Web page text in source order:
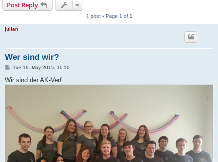
Post Reply
1 post • Page 1 of 1
julian
Wer sind wir?
P
s
t
Tue 19. May 2015, 11:10
Wir sind der AK-Verf: